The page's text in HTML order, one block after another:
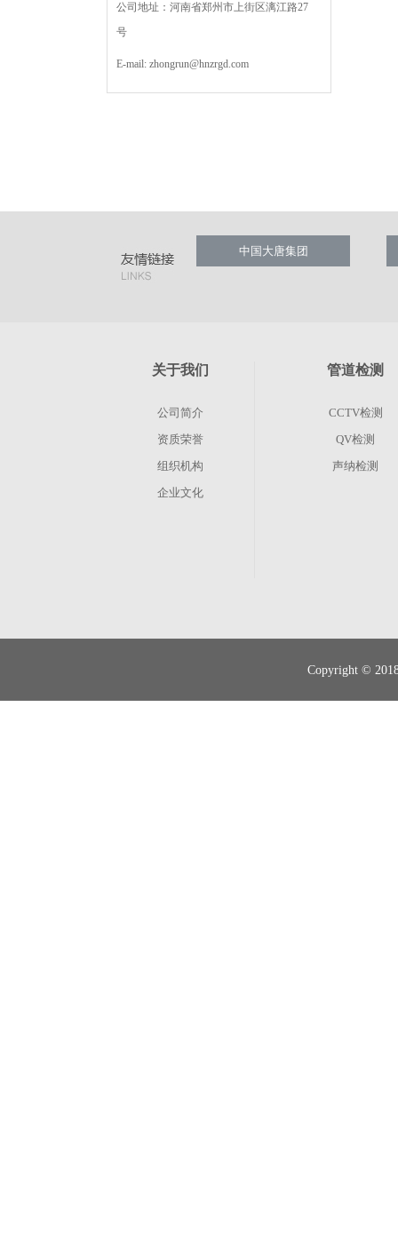
公司地址：河南省郑州市上街区漓江路27
号
E-mail: zhongrun@hnzrgd.com
中国大唐集团
Copyright ©
关于我们
公司简介
资质荣誉
组织机构
企业文化
管道检测
CCTV检测
QV检测
声纳检测